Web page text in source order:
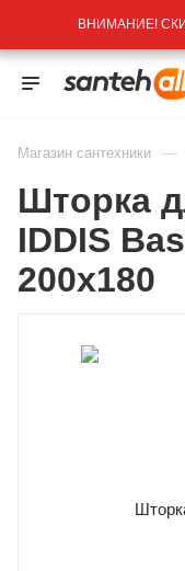
ВНИМАНИЕ!
Магазин сантехники —
Шторка
IDDIS
200х180